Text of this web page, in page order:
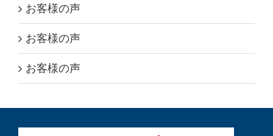
お客様の声
お客様の声
お客様の声